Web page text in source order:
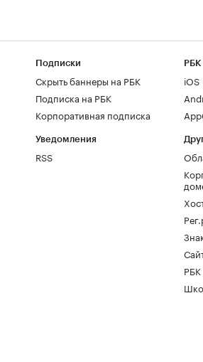
Подписки
Скрыть баннеры на РБК
Подписка на РБК
Корпоративная подписка
Уведомления
RSS
РБК
iOS